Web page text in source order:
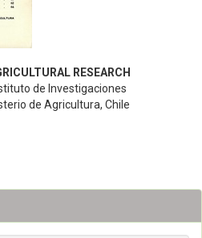
RESEARCH
de Investigaciones
de Agricultura, Chile